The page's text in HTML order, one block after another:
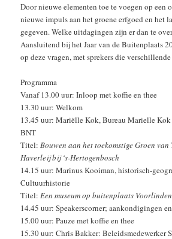
Door nieuwe elementen toe te voegen op een
nieuwe impuls aan het groene erfgoed en het
gegeven. Welke uitdagingen zijn er dan te
Aansluitend bij het Jaar van de Buitenplaats
op deze vragen, met sprekers die
Programma
Vanaf 13.00 uur: Inloop met koffie en thee
13.30 uur: Welkom
13.45 uur: Mariëlle Kok, Bureau Marielle Kok
BNT
Titel:Bouwen aan het toekomstige Groen van
Haverleij bij ‘s-Hertogenbosch
14.15 uur: Marinus Kooiman, historisch-
Cultuurhistorie
Titel:Een museum op buitenplaats Voorlinden
14.45 uur: Speakerscorner; aankondigingen
15.00 uur: Pauze met koffie en thee
15.30 uur: Chris Bakker: Beleidsmedewerker